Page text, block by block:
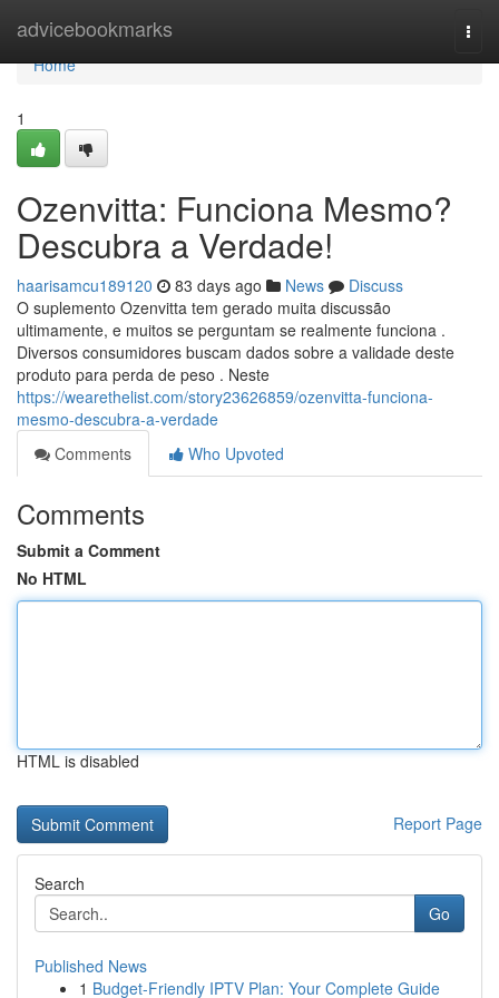
advicebookmarks
Home
Home
1
Ozenvitta: Funciona Mesmo?
Descubra a Verdade!
haarisamcu189120 83 days ago News
Discuss
O suplemento Ozenvitta tem gerado muita discussão
ultimamente, e muitos se perguntam se realmente funciona .
Diversos consumidores buscam dados sobre a validade deste
produto para perda de peso . Neste
https://wearethelist.com/story23626859/ozenvitta-funciona-
mesmo-descubra-a-verdade
Comments
Who Upvoted
Comments
Submit a Comment
No HTML
HTML is disabled
Report Page
Search
Go
Published News
1 Budget-Friendly IPTV Plan: Your Complete Guide